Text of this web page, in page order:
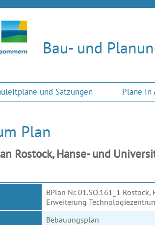
Bau- und
und Satzungen Pläne in
Plan
Rostock, Hanse- und
BPlan Nr. 01.SO.161_1
Erweiterung
Bebauungsplan